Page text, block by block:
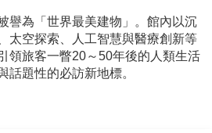
譽為「世界最美建物」。館內以沉
太空探索、人工智慧與醫療創新等
領旅客一瞥20～50年後的人類生活
話題性的必訪新地標。